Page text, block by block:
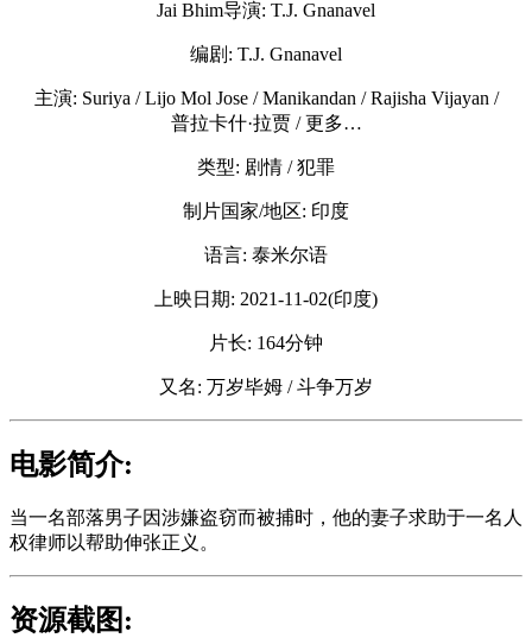
Jai Bhim导演: T.J. Gnanavel
编剧: T.J. Gnanavel
主演: Suriya / Lijo Mol Jose / Manikandan / Rajisha Vijayan /
普拉卡什·拉贾 / 更多…
类型: 剧情 / 犯罪
制片国家/地区: 印度
语言: 泰米尔语
上映日期: 2021-11-02(印度)
片长: 164分钟
又名: 万岁毕姆 / 斗争万岁
电影简介:
当一名部落男子因涉嫌盗窃而被捕时，他的妻子求助于一名人
权律师以帮助伸张正义。
资源截图: